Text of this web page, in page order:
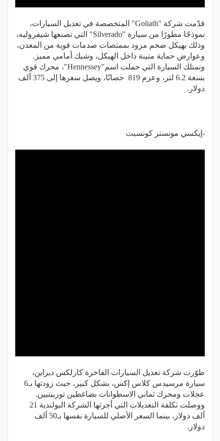
قدّمت شركة "Goliath" المتخصصة في تعديل السيارات،
نموذجًا مطورًا من سيارة "Silverado" التي تصنعها شيفروليه،
وذلك بهيكل ضخم مزود بممتصات صدمات قوية من المعدن،
وعوارض حماية متينة داخل الهيكل، وشبك أمامي مميز.
وتمتلك السيارة التي حملت اسم"Hennessey"، محرك قوي
بسعة 6.2 لتر، وعزم 819 حصانًا، ويصل سعرها إلى 375 ألف
دولار.
-إيكسي مونستر كونسبت
طوّرت شركة تعديل السيارات الفاخرة كارلكس ديزاين،
سيارة مرسيدس كلاس إكس، بشكل كبير، حيث زودتها بـ6
عجلات ومحرك ثماني الاسطوانات بضاغطين توربينيين.
ووصلت تكلفة التعديلات التي أجرتها الشركة البولندية 21
ألف دولار، بينما السعر الأصلي للسيارة نفسها بـ50 ألف
دولار.